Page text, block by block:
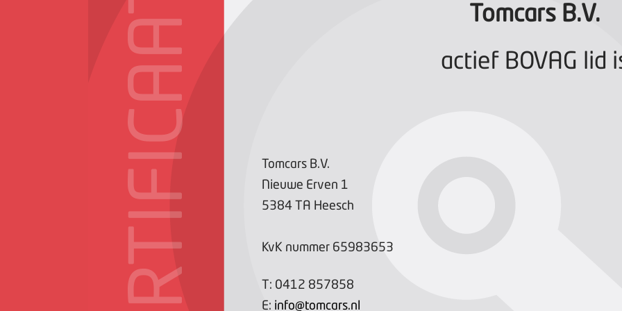
CERTIFICAAT
Tomcars B.V.
actief BOVAG lid
Tomcars B.V.
Nieuwe Erven 1
5384 TA Heesch
KvK nummer 65983653
T: 0412 857858
E: info@tomcars.nl